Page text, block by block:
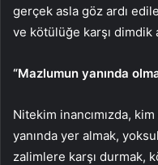
gerçek asla göz ardı
ve kötülüğe karşı
“Mazlumun yanında
Nitekim inancımızda,
yanında yer almak,
zalimlere karşı durmak,